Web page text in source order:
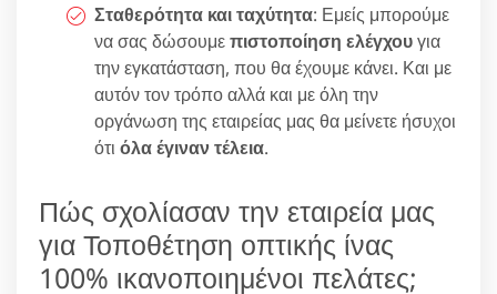
Σταθερότητα και ταχύτητα: Εμείς μπορούμε
να σας δώσουμεπιστοποίηση ελέγχουγια
την εγκατάσταση, που θα έχουμε κάνει. Και με
αυτόν τον τρόπο αλλά και με όλη την
οργάνωση της εταιρείας μας θα μείνετε ήσυχοι
ότι όλα έγιναν τέλεια.
Πώς σχολίασαν την εταιρεία μας
για Τοποθέτηση οπτικής ίνας
100% ικανοποιημένοι πελάτες;